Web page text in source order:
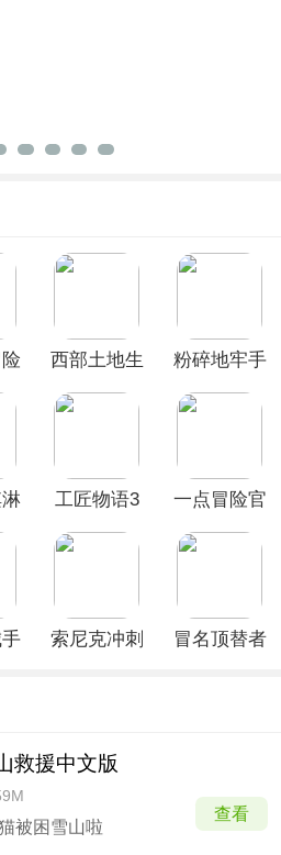
西部土地生
最新版
粉碎地牢手
工匠物语3
一点冒险官
索尼克冲刺
冒名顶替者
救援中文版
被困雪山啦
查看